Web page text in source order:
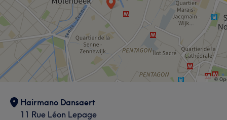
Hairmano Dansaert
11 Rue Léon Lepage